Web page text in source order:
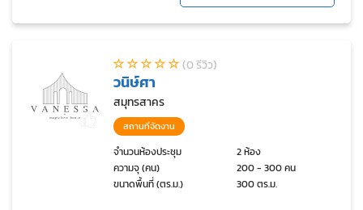
(0 รีวิว)
วนิษ์ศา
สมุทรสาคร
สถานที่จัดงาน
จำนวนห้องประชุม
2 ห้อง
ความจุ (คน)
200 - 300 คน
ขนาดพื้นที่ (ตร.ม.)
300 ตร.ม.